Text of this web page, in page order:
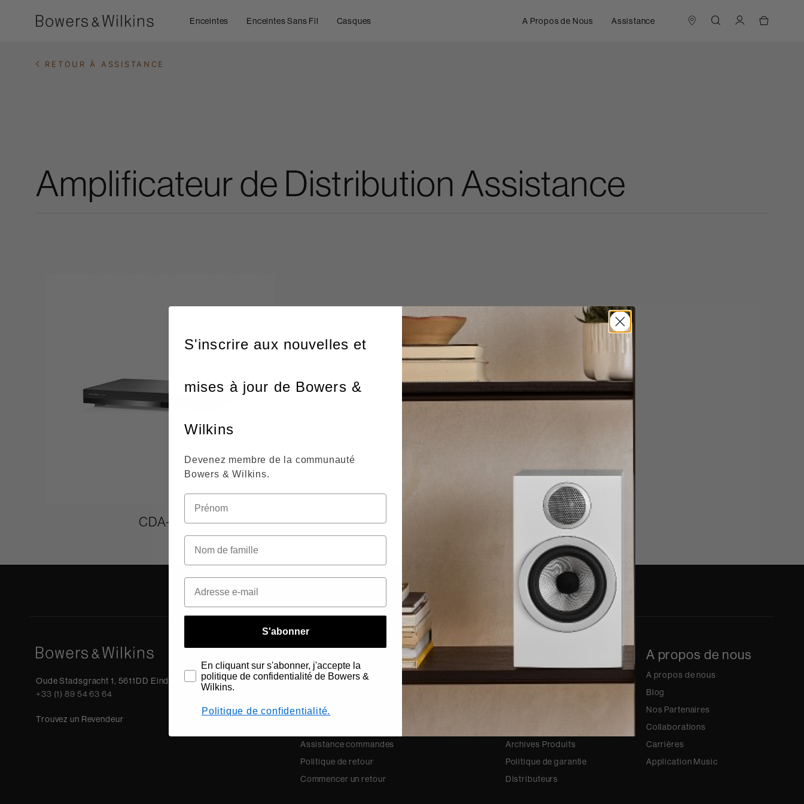
Enceintes Enceintes Sans Fil Casques A Propos de Nous Assistance
RETOUR À ASSISTANCE
Amplificateur de Distribution Assistance
CDA-16
Oude Stadsgracht 1, 5611DD Eindhoven, NL
+33 (1) 89 54 63 64
Trouvez un Revendeur
Support pour les commandes
Contactez-nous
Statut de la commande
Assistance commandes
Politique de retour
Commencer un retour
Archives Produits
Politique de garantie
Distributeurs
A propos de nous
A propos de nous
Blog
Nos Partenaires
Collaborations
Carrières
Application Music
S'inscrire aux nouvelles et
mises à jour de Bowers &
Wilkins
Devenez membre de la communauté
Bowers & Wilkins.
S'abonner
En cliquant sur s'abonner, j'accepte la
politique de confidentialité de Bowers &
Wilkins.
Politique de confidentialité.